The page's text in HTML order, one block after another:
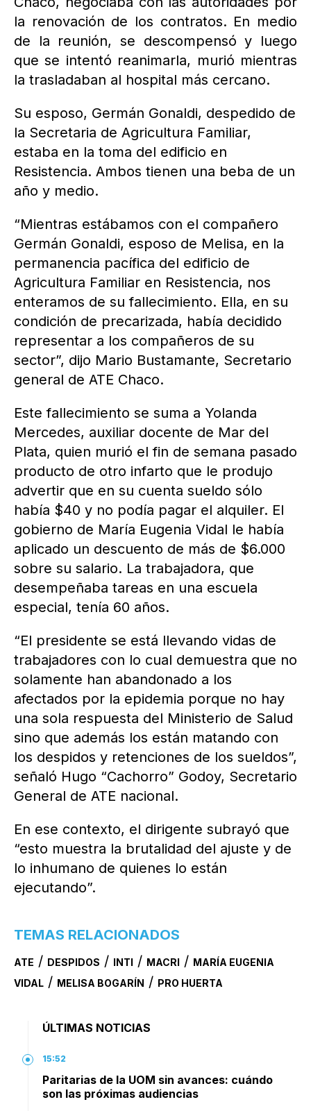
la renovación de los contratos. En medio
de la reunión, se descompensó y luego
que se intentó reanimarla, murió mientras
la trasladaban al hospital más cercano.
Su esposo, Germán Gonaldi, despedido de
la Secretaria de Agricultura Familiar,
estaba en la toma del edificio en
Resistencia. Ambos tienen una beba de un
año y medio.
“Mientras estábamos con el compañero
Germán Gonaldi, esposo de Melisa, en la
permanencia pacífica del edificio de
Agricultura Familiar en Resistencia, nos
enteramos de su fallecimiento. Ella, en su
condición de precarizada, había decidido
representar a los compañeros de su
sector”, dijo Mario Bustamante, Secretario
general de ATE Chaco.
Este fallecimiento se suma a Yolanda
Mercedes, auxiliar docente de Mar del
Plata, quien murió el fin de semana pasado
producto de otro infarto que le produjo
advertir que en su cuenta sueldo sólo
había $40 y no podía pagar el alquiler. El
gobierno de María Eugenia Vidal le había
aplicado un descuento de más de $6.000
sobre su salario. La trabajadora, que
desempeñaba tareas en una escuela
especial, tenía 60 años.
“El presidente se está llevando vidas de
trabajadores con lo cual demuestra que no
solamente han abandonado a los
afectados por la epidemia porque no hay
una sola respuesta del Ministerio de Salud
sino que además los están matando con
los despidos y retenciones de los sueldos”,
señaló Hugo “Cachorro” Godoy, Secretario
General de ATE nacional.
En ese contexto, el dirigente subrayó que
“esto muestra la brutalidad del ajuste y de
lo inhumano de quienes lo están
ejecutando”.
TEMAS RELACIONADOS
ATE / DESPIDOS / INTI / MACRI / MARÍA EUGENIA
VIDAL / MELISA BOGARÍN / PRO HUERTA
ÚLTIMAS NOTICIAS
15:52
Paritarias de la UOM sin avances: cuándo
son las próximas audiencias